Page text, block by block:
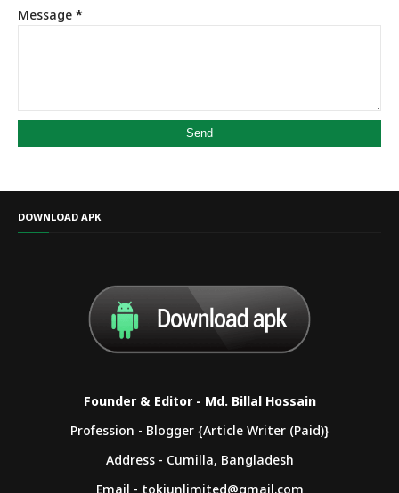
Message *
DOWNLOAD APK
Founder & Editor - Md. Billal Hossain
Profession - Blogger {Article Writer (Paid)}
Address - Cumilla, Bangladesh